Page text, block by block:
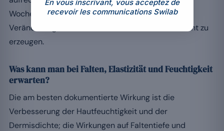
Wochen hat wenig Aussicht, eine objektivierbare
Veränderung und einen dauerhaft strahlenden Teint zu
erzeugen.
Was kann man bei Falten, Elastizität und Feuchtigkeit
erwarten?
Die am besten dokumentierte Wirkung ist die
Verbesserung der Hautfeuchtigkeit und der
Dermisdichte; die Wirkungen auf Faltentiefe und
En vous inscrivant, vous acceptez de
recevoir les communications Swilab